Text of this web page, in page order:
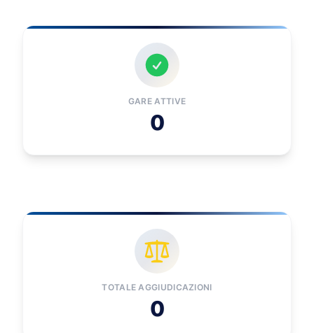
GARE ATTIVE
0
TOTALE AGGIUDICAZIONI
0